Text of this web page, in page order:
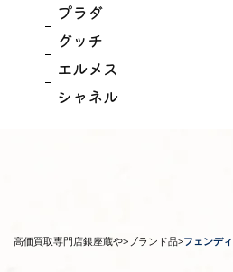
プラダ
グッチ
エルメス
シャネル
高価買取専門店銀座蔵や>ブランド品>フェンディ